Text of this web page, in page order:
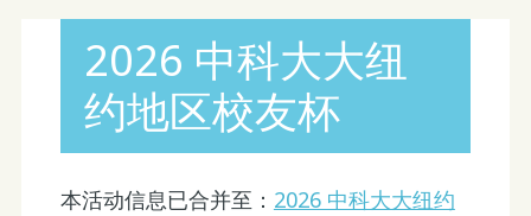
2026 中科大大纽
约地区校友杯
本活动信息已合并至： 2026 中科大大纽约